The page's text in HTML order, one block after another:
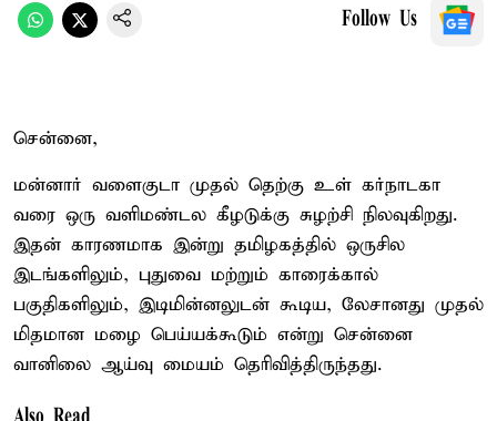
Follow Us
சென்னை,
மன்னார் வளைகுடா முதல் தெற்கு உள் கர்நாடகா
வரை ஒரு வளிமண்டல கீழடுக்கு சுழற்சி நிலவுகிறது.
இதன் காரணமாக இன்று தமிழகத்தில் ஒருசில
இடங்களிலும், புதுவை மற்றும் காரைக்கால்
பகுதிகளிலும், இடிமின்னலுடன் கூடிய, லேசானது முதல்
மிதமான மழை பெய்யக்கூடும் என்று சென்னை
வானிலை ஆய்வு மையம் தெரிவித்திருந்தது.